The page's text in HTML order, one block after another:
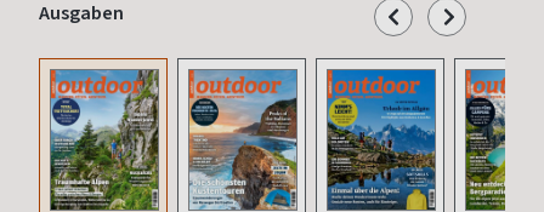
Ausgaben